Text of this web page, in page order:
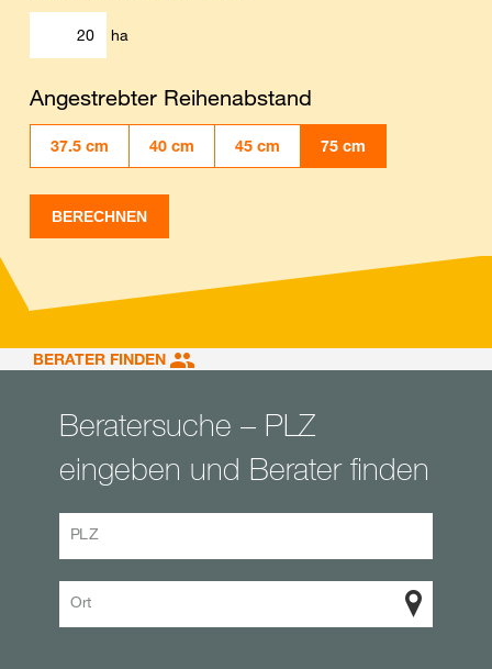
ha
Angestrebter Reihenabstand
37.5 cm 40 cm 45 cm 75 cm
BERECHNEN
BERATER FINDEN
Beratersuche – PLZ
eingeben und Berater finden
PLZ
Ort